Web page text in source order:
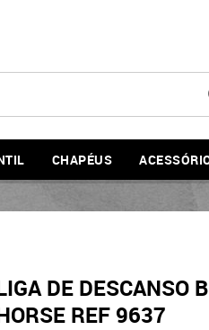
CHAPÉUS
DE DESCANSO
REF 9637